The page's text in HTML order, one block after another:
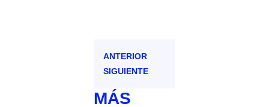
ANTERIOR
SIGUIENTE
MÁS